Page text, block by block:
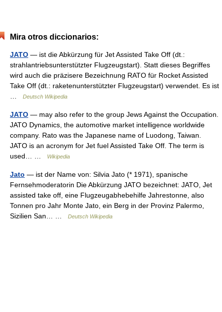
Mira otros diccionarios:
JATO — ist die Abkürzung für Jet Assisted Take Off (dt.:
strahlantriebsunterstützter Flugzeugstart). Statt dieses Begriffes
wird auch die präzisere Bezeichnung RATO für Rocket Assisted
Take Off (dt.: raketenunterstützter Flugzeugstart) verwendet. Es ist
Deutsch Wikipedia
JATO — may also refer to the group Jews Against the Occupation.
JATO Dynamics, the automotive market intelligence worldwide
company. Rato was the Japanese name of Luodong, Taiwan.
JATO is an acronym for Jet fuel Assisted Take Off. The term is
used… …
Wikipedia
Jato — ist der Name von: Silvia Jato (* 1971), spanische
Fernsehmoderatorin Die Abkürzung JATO bezeichnet: JATO, Jet
assisted take off, eine Flugzeugabhebehilfe Jahrestonne, also
Tonnen pro Jahr Monte Jato, ein Berg in der Provinz Palermo,
Sizilien San… …
Deutsch Wikipedia